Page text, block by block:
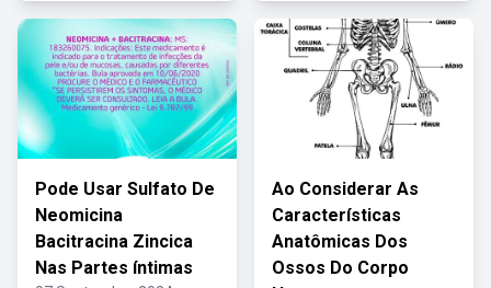
Pode Usar Sulfato De
Neomicina
Bacitracina Zincica
Nas Partes íntimas
Ao Considerar As
Características
Anatômicas Dos
Ossos Do Corpo